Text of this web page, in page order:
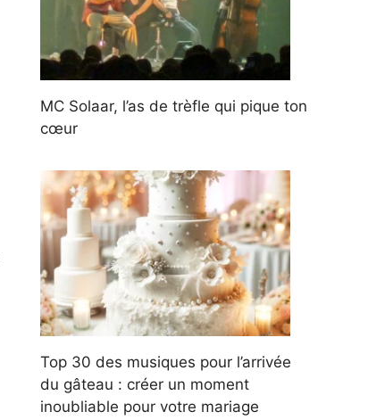
MC Solaar, l’as de trèfle qui pique ton
cœur
Top 30 des musiques pour l’arrivée
du gâteau : créer un moment
inoubliable pour votre mariage